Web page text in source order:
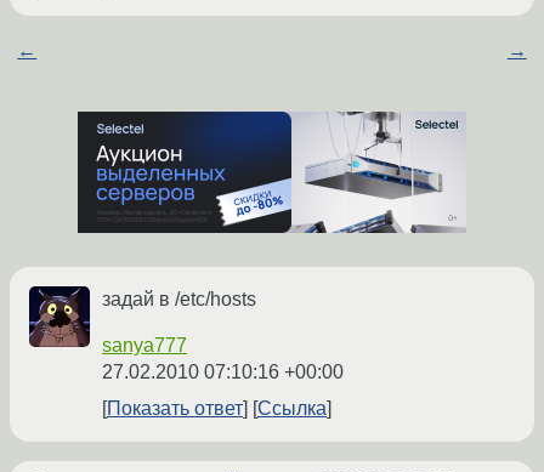
← →
задай в /etc/hosts
sanya777
27.02.2010 07:10:16 +00:00
Показать ответ
Ссылка